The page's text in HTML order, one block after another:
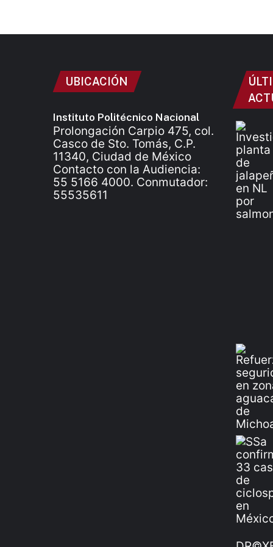
UBICACIÓN
Instituto Politécnico Nacional
Prolongación Carpio 475, col.
Casco de Sto. Tomás, C.P.
11340, Ciudad de México
Contacto con la Audiencia:
55 5166 4000. Conmutador:
55535611